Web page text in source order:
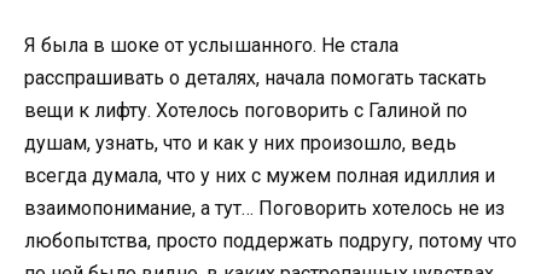
Я была в шоке от услышанного. Не стала
расспрашивать о деталях, начала помогать таскать
вещи к лифту. Хотелось поговорить с Галиной по
душам, узнать, что и как у них произошло, ведь
всегда думала, что у них с мужем полная идиллия и
взаимопонимание, а тут… Поговорить хотелось не из
любопытства, просто поддержать подругу, потому что